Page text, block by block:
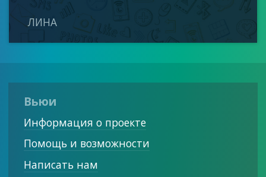
ЛИНА
Вьюи
Информация о проекте
Помощь и возможности
Написать нам